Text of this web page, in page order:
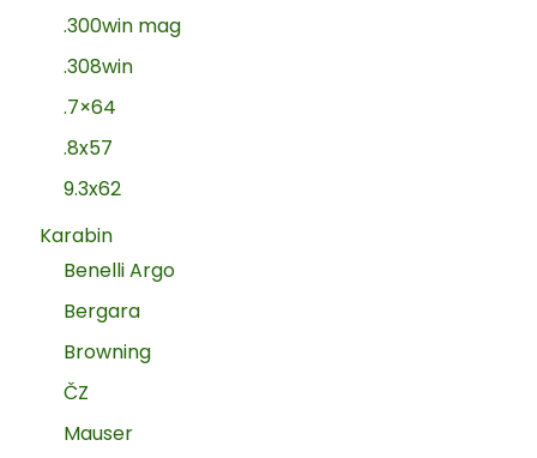
.300win mag
.308win
.7×64
.8x57
9.3x62
Karabin
Benelli Argo
Bergara
Browning
ČZ
Mauser